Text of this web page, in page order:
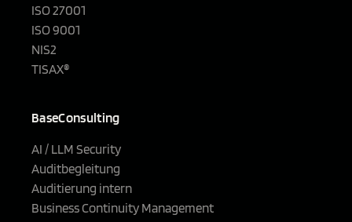
ISO 27001
ISO 9001
NIS2
TISAX®
BaseConsulting
AI / LLM Security
Auditbegleitung
Auditierung intern
Business Continuity Management